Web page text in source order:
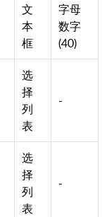
文
本
框
字母
数字
(40)
选
择
列
表
-
选
择
列
表
-